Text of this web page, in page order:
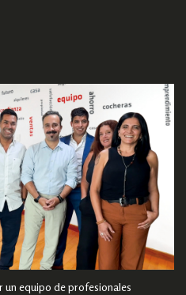
equipo de profesionales